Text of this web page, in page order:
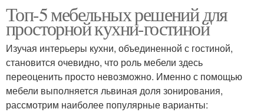
Топ-5 мебельных решений для
просторной кухни-гостиной
Изучая интерьеры кухни, объединенной с гостиной,
становится очевидно, что роль мебели здесь
переоценить просто невозможно. Именно с помощью
мебели выполняется львиная доля зонирования,
рассмотрим наиболее популярные варианты: